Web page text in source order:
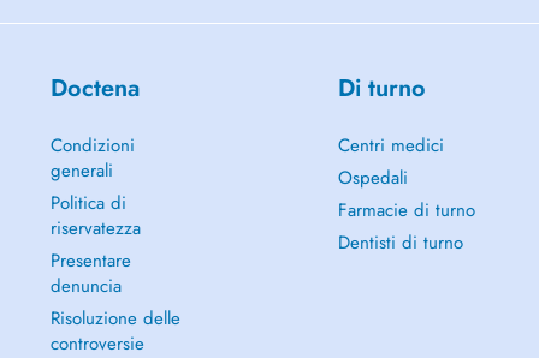
Doctena
Condizioni
generali
Politica di
riservatezza
Presentare
denuncia
Risoluzione delle
controversie
Di turno
Centri medici
Ospedali
Farmacie di turno
Dentisti di turno